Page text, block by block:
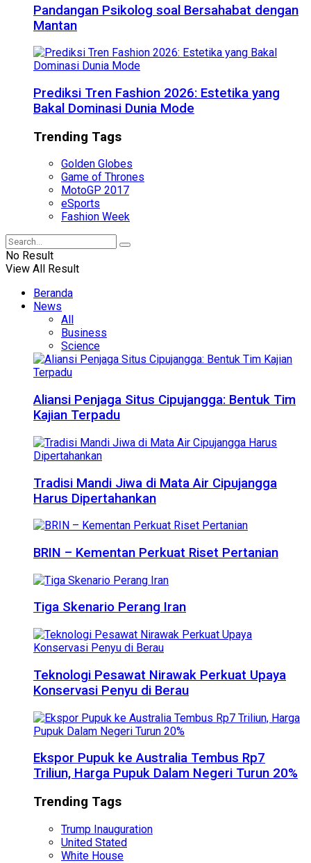
Pandangan Psikolog soal Bersahabat dengan
Mantan
Prediksi Tren Fashion 2026: Estetika yang
Bakal Dominasi Dunia Mode
Trending Tags
Golden Globes
Game of Thrones
MotoGP 2017
eSports
Fashion Week
No Result
View All Result
Beranda
News
All
Business
Science
Aliansi Penjaga Situs Cipujangga: Bentuk Tim
Kajian Terpadu
Tradisi Mandi Jiwa di Mata Air Cipujangga
Harus Dipertahankan
BRIN – Kementan Perkuat Riset Pertanian
Tiga Skenario Perang Iran
Teknologi Pesawat Nirawak Perkuat Upaya
Konservasi Penyu di Berau
Ekspor Pupuk ke Australia Tembus Rp7
Triliun, Harga Pupuk Dalam Negeri Turun 20%
Trending Tags
Trump Inauguration
United Stated
White House